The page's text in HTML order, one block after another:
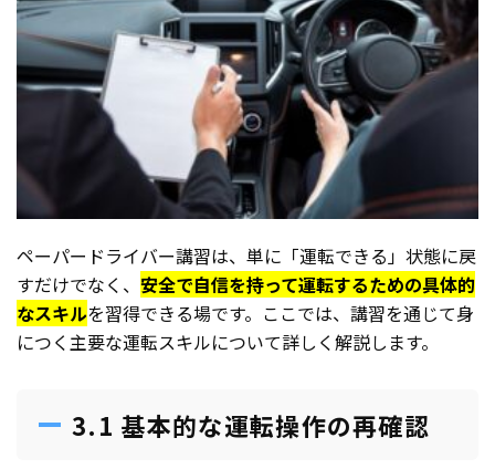
ペーパードライバー講習は、単に「運転できる」状態に戻
すだけでなく、 安全で自信を持って運転するための具体的
なスキルを習得できる場です。ここでは、講習を通じて身
につく主要な運転スキルについて詳しく解説します。
3.1 基本的な運転操作の再確認